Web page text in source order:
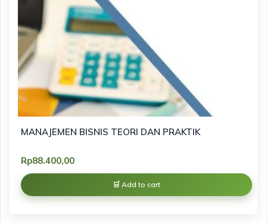
MANAJEMEN BISNIS TEORI DAN PRAKTIK
Rp88.400,00
Add to cart